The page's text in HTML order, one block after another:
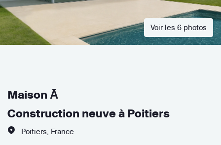
Voir les 6 photos
Maison Ā
Construction neuve à Poitiers
Poitiers France